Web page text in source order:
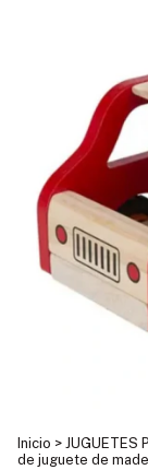
Inicio > JUGUETES
de juguete de